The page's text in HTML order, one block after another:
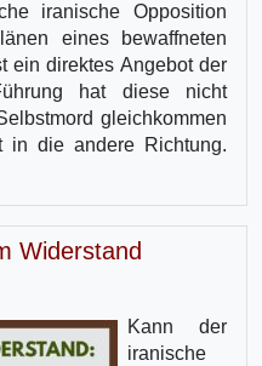
iranische Opposition
eines bewaffneten
ein direktes Angebot der
hat diese nicht
gleichkommen
in die andere Richtung.
Widerstand
Kann der
iranische